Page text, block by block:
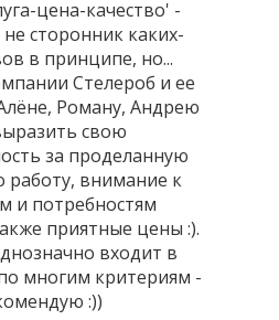
цена-качество' -
сторонник каких-
в принципе, но...
Стелероб и ее
Роману, Андрею
свою
за проделанную
работу, внимание к
и потребностям
приятные цены :).
входит в
многим критериям -
:))